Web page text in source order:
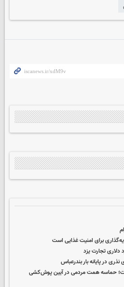
برای امنیت غذایی است
دلاری تجارت یزد
حماسه همت مردمی در آیین پوش‌کشی